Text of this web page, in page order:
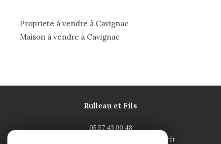
Propriete à vendre à Cavignac
Maison à vendre à Cavignac
Rulleau et Fils
05 57 43 00 48
contact-saintandre@rulleau-immobilier.fr